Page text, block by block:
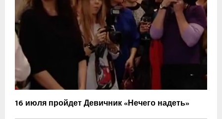
16 июля пройдет Девичник «Нечего надеть»